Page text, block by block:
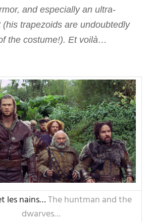
and especially an ultra-
trapezoids are undoubtedly
the costume!). Et voilà…
les nains…The huntman and the
dwarves…